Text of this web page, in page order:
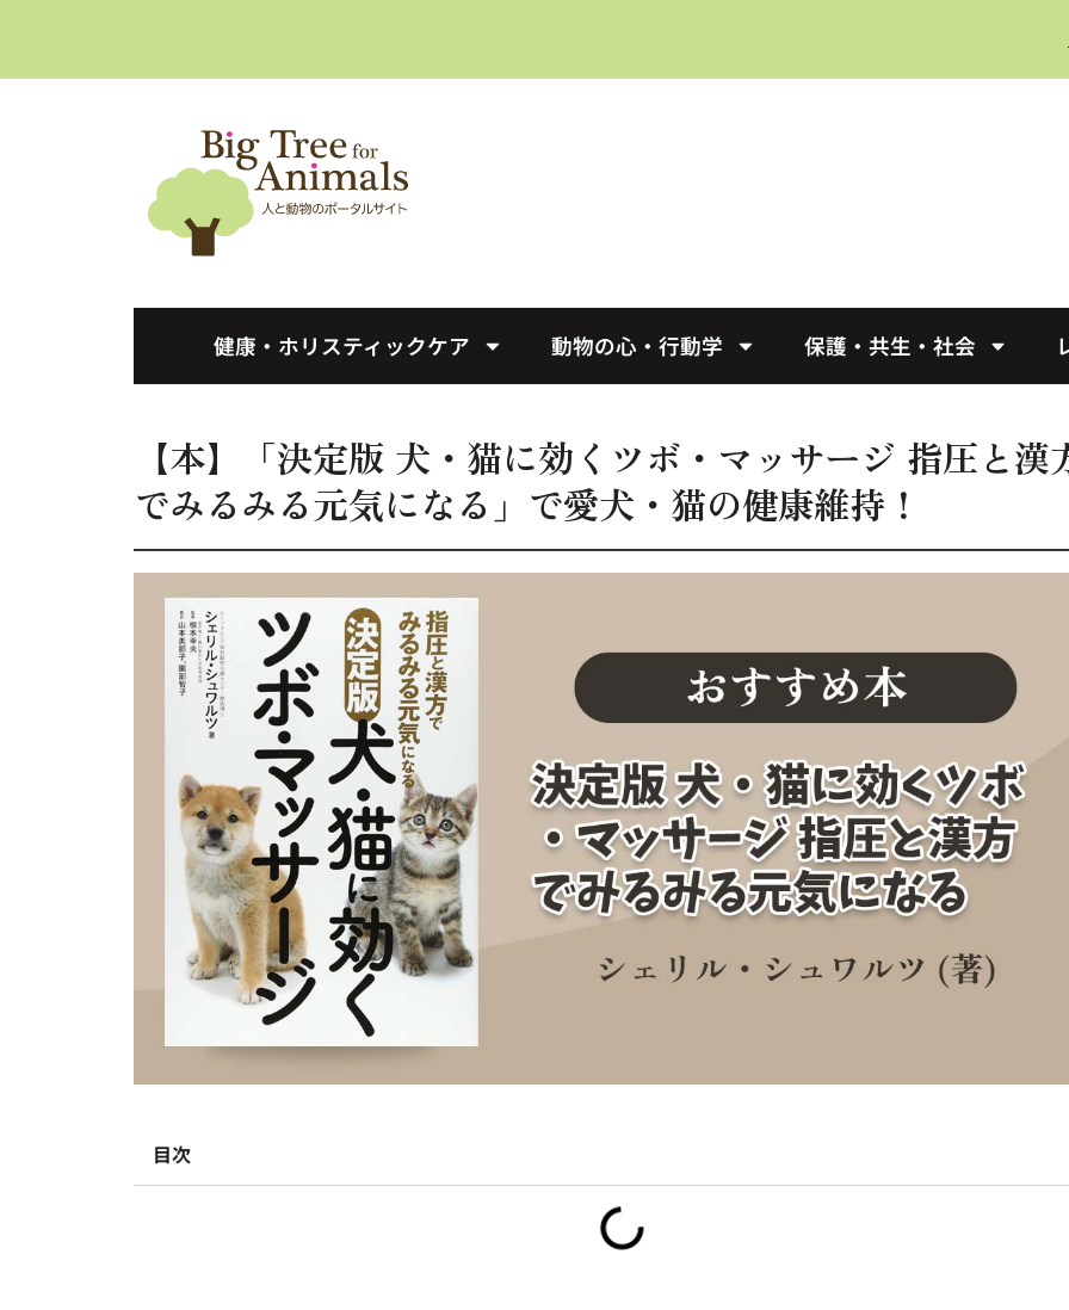
ス
健康・ホリスティックケア 動物の心・行動学 保護・共生・社会
【本】「決定版 犬・猫に効くツボ・マッサージ 指圧と漢
でみるみる元気になる」で愛犬・猫の健康維持！
目次